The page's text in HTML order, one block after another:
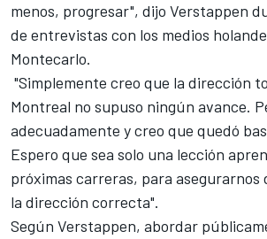
menos, progresar", dijo Verstappen
de entrevistas con los medios
Montecarlo.
"Simplemente creo que la dirección
Montreal no supuso ningún avance.
adecuadamente y creo que quedó
Espero que sea solo una lección
próximas carreras, para asegurarnos
la dirección correcta".
Según Verstappen, abordar